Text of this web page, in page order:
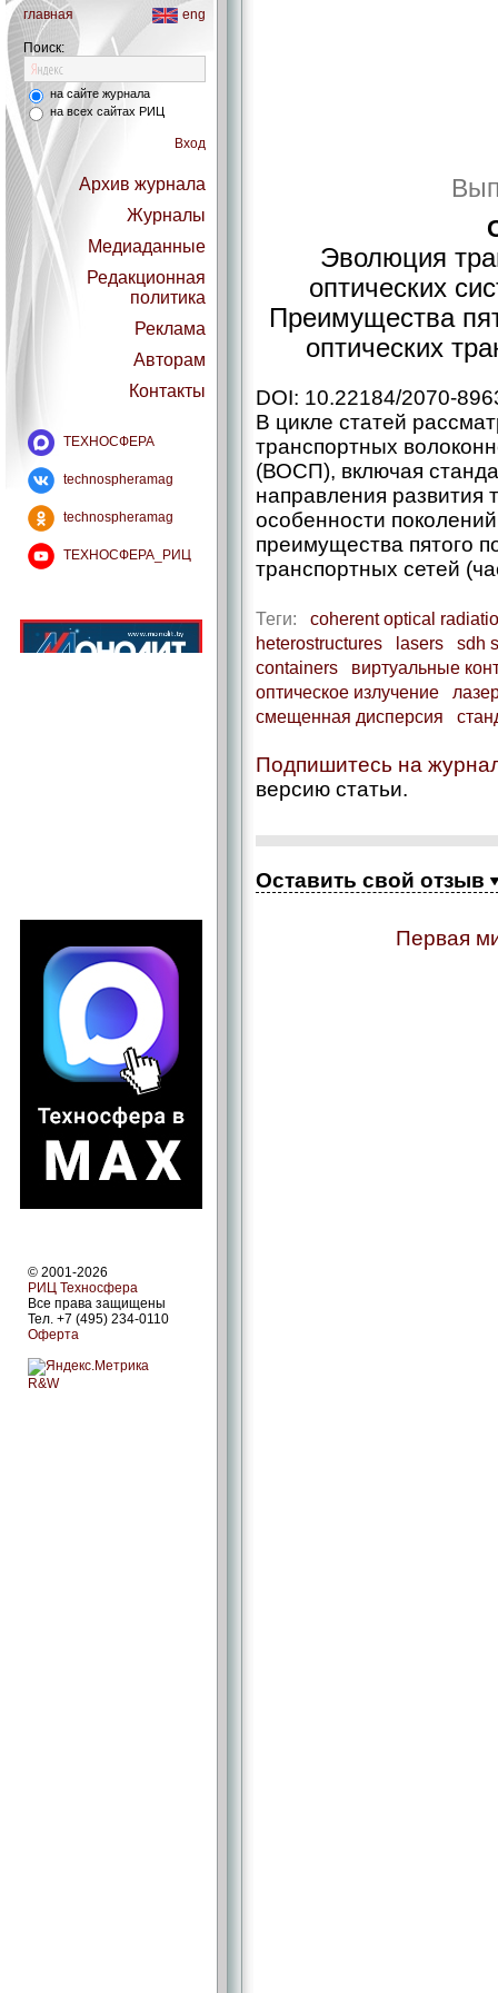
главная eng
Поиск:
на сайте журнала
на всех сайтах РИЦ
Вход
Архив журнала
Журналы
Медиаданные
Редакционная
политика
Реклама
Авторам
Контакты
ТЕХНОСФЕРА
technospheramag
technospheramag
ТЕХНОСФЕРА_РИЦ
© 2001-2026
РИЦ Техносфера
Все права защищены
Тел. +7 (495) 234-0110
Оферта
R&W
Эволюция
оптических
Преимущества
оптических
DOI: 10.22184/2070-
В цикле статей
транспортных
(ВОСП), включая
направления развития
особенности
преимущества пятого
транспортных сетей
Теги: coherent optical
heterostructures
lasers
sdh
containers
виртуальные
оптическое излучение
смещенная дисперсия
Подпишитесь на
версию статьи.
Оставить свой отзыв
Первая